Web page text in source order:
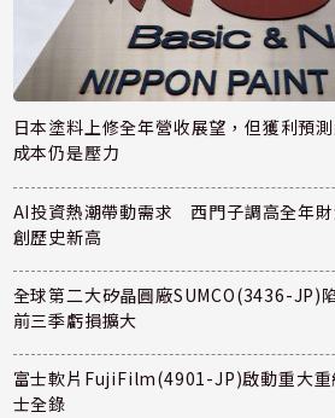
日本塗料上修全年營收展望，但獲利預
成本仍是壓力
AI投資熱潮帶動需求 西門子調高全年
創歷史新高
全球第二大矽晶圓廠SUMCO(3436-JP)
前三季虧損擴大
富士軟片FujiFilm(4901-JP)啟動重大重
士全錄